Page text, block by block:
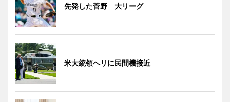
先発した菅野 大リーグ
米大統領ヘリに民間機接近